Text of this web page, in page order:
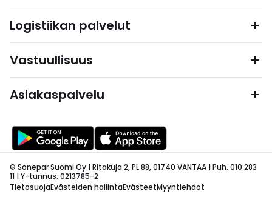
Logistiikan palvelut
Vastuullisuus
Asiakaspalvelu
© Sonepar Suomi Oy | Ritakuja 2, PL 88, 01740 VANTAA | Puh. 010 283
11 | Y-tunnus: 0213785-2
TietosuojaEvästeiden hallintaEvästeetMyyntiehdot